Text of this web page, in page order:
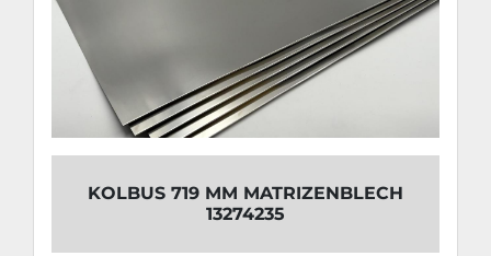
KOLBUS 719 MM MATRIZENBLECH
13274235